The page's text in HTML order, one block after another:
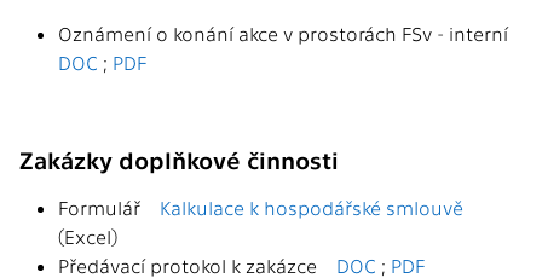
Oznámení o konání akce v prostorách FSv - interní
DOC ; PDF
Zakázky doplňkové činnosti
Formulář Kalkulace k hospodářské smlouvě
(Excel)
Předávací protokol k zakázce DOC ; PDF